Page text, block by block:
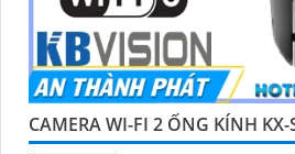
CAMERA WI-FI 2 ỐNG KÍNH